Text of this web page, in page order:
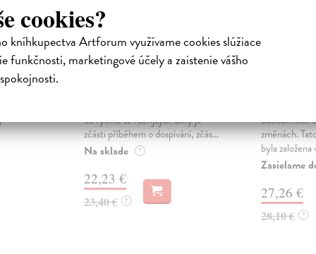
cookies?
kníhkupectva Artforum využívame cookies slúžiace
funkčnosti, marketingové účely a zaistenie vášho
setkala
děti
Řeka na východ,
do rychle se rozvíjející Číny je
zčásti příběhem o dospívání, zčás...
Na sklade ?
22,23 €
23,40 € ?
Robinson
budoucnosti
změnách.
byla založena
Zasielame
27,26 €
28,10 € ?